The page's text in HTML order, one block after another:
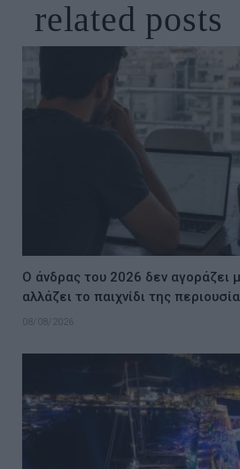
related posts
Ο άνδρας του 2026 δεν αγοράζει
αλλάζει το παιχνίδι της
08/08/2026